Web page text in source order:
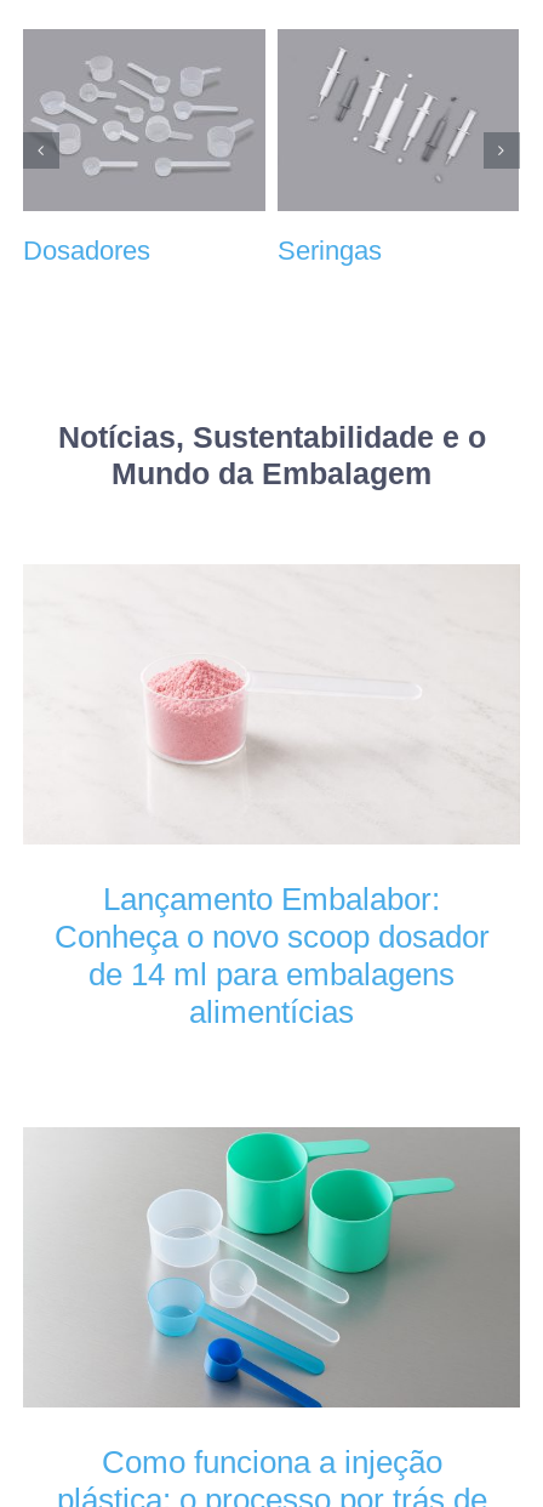
Aplicadores Batoques
Notícias, Sustentabilidade e o
Mundo da Embalagem
Lançamento Embalabor:
Conheça o novo scoop dosador
de 14 ml para embalagens
alimentícias
Como funciona a injeção
plástica: o processo por trás de